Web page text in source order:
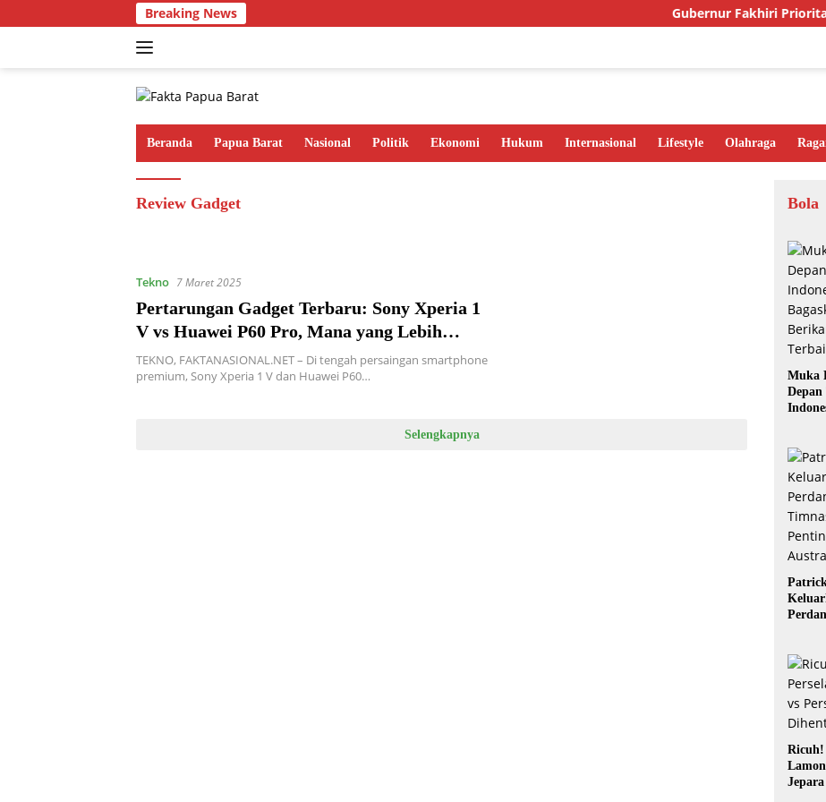
ke
Breaking News Gubernur Fakhiri
Beranda Papua Barat Nasional Politik Ekonomi Hukum Internasional Lifestyle Olahraga
Review Gadget
Tekno 7 Maret 2025
Pertarungan Gadget Terbaru: Sony Xperia 1
V vs Huawei P60 Pro, Mana yang Lebih
Unggul?
TEKNO, FAKTANASIONAL.NET – Di tengah persaingan smartphone
premium, Sony Xperia 1 V dan Huawei P60…
Selengkapnya
Bola
Muka
Ricuh!